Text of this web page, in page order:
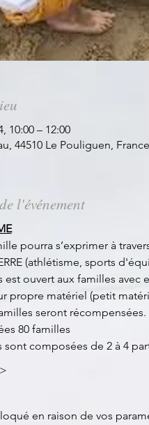
10:00 – 12:00
44510 Le Pouliguen, France
l'événement
pourra s’exprimer à
(athlétisme, sports
est ouvert aux familles avec
propre matériel (petit
seront récompensées.
80 familles
sont composées de 2 à 4
en raison de vos